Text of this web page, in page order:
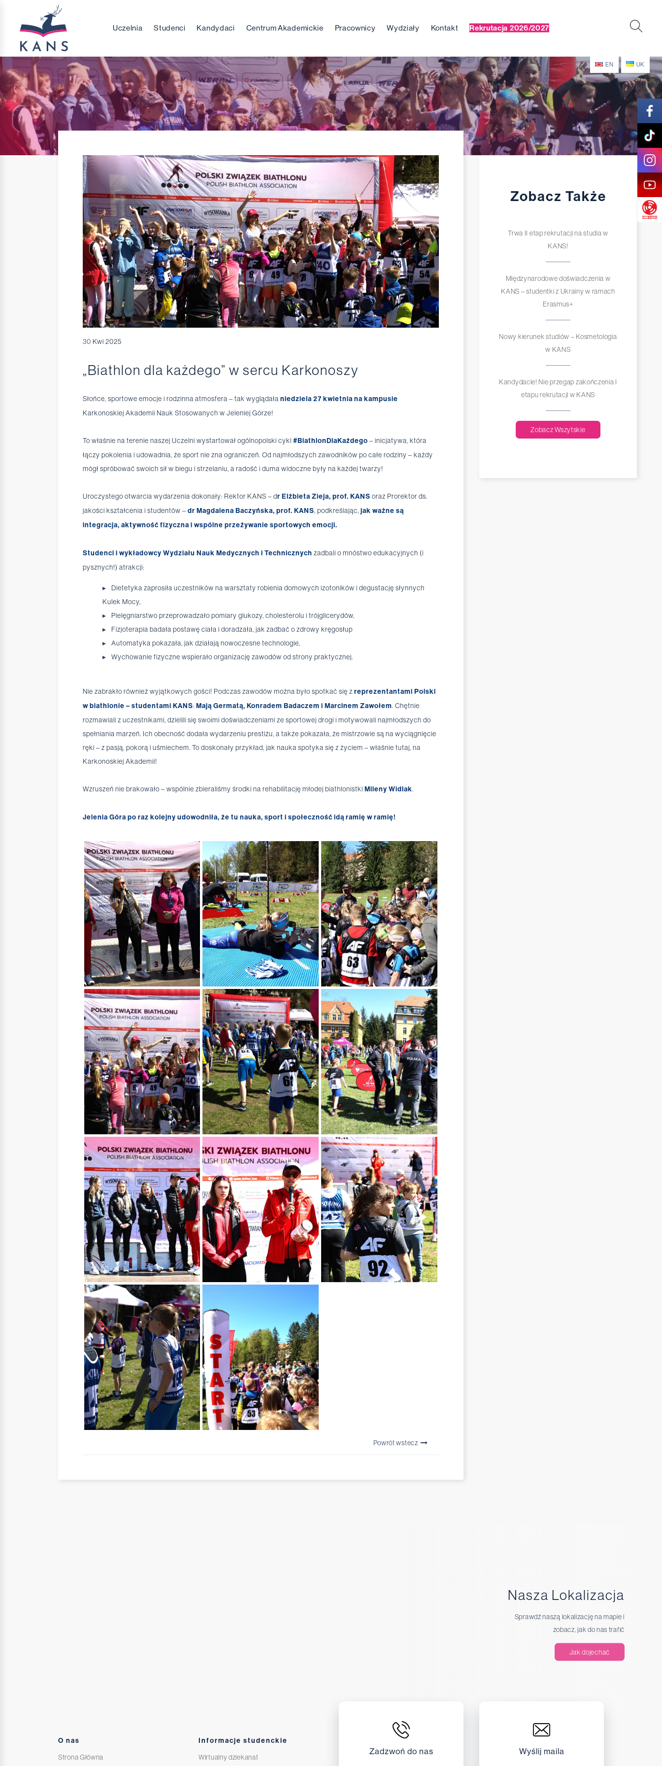
Uczelnia Studenci Kandydaci Centrum Akademickie Pracownicy Wydziały Kontakt Rekrutacja 2026/2027
EN UK
Zobacz Także
Trwa II etap rekrutacji na studia w
KANS!
Międzynarodowe doświadczenia w
KANS – studentki z Ukrainy w ramach
Erasmus+
Nowy kierunek studiów – Kosmetologia
w KANS
Kandydacie! Nie przegap zakończenia I
etapu rekrutacji w KANS
Zobacz Wszytskie
30 Kwi 2025
„Biathlon dla każdego” w sercu Karkonoszy
Słońce, sportowe emocje i rodzinna atmosfera – tak wyglądała niedziela 27 kwietnia na kampusie
Karkonoskiej Akademii Nauk Stosowanych w Jeleniej Górze!
To właśnie na terenie naszej Uczelni wystartował ogólnopolski cykl #BiathlonDlaKażdego – inicjatywa, która
łączy pokolenia i udowadnia, że sport nie zna ograniczeń. Od najmłodszych zawodników po całe rodziny – każdy
mógł spróbować swoich sił w biegu i strzelaniu, a radość i duma widoczne były na każdej twarzy!
Uroczystego otwarcia wydarzenia dokonały: Rektor KANS – dr Elżbieta Zieja, prof. KANS oraz Prorektor ds.
jakości kształcenia i studentów – dr Magdalena Baczyńska, prof. KANS, podkreślając, jak ważne są
integracja, aktywność fizyczna i wspólne przeżywanie sportowych emocji.
Studenci i wykładowcy Wydziału Nauk Medycznych i Technicznych zadbali o mnóstwo edukacyjnych (i
pysznych!) atrakcji:
Dietetyka zaprosiła uczestników na warsztaty robienia domowych izotoników i degustację słynnych
Kulek Mocy,
Pielęgniarstwo przeprowadzało pomiary glukozy, cholesterolu i trójglicerydów,
Fizjoterapia badała postawę ciała i doradzała, jak zadbać o zdrowy kręgosłup
Automatyka pokazała, jak działają nowoczesne technologie,
Wychowanie fizyczne wspierało organizację zawodów od strony praktycznej.
Nie zabrakło również wyjątkowych gości! Podczas zawodów można było spotkać się z reprezentantami Polski
w biathlonie – studentami KANS: Mają Germatą, Konradem Badaczem i Marcinem Zawołem. Chętnie
rozmawiali z uczestnikami, dzielili się swoimi doświadczeniami ze sportowej drogi i motywowali najmłodszych do
spełniania marzeń. Ich obecność dodała wydarzeniu prestiżu, a także pokazała, że mistrzowie są na wyciągnięcie
ręki – z pasją, pokorą i uśmiechem. To doskonały przykład, jak nauka spotyka się z życiem – właśnie tutaj, na
Karkonoskiej Akademii!
Wzruszeń nie brakowało – wspólnie zbieraliśmy środki na rehabilitację młodej biathlonistki Mileny Widlak.
Jelenia Góra po raz kolejny udowodniła, że tu nauka, sport i społeczność idą ramię w ramię!
Powrót wstecz
Nasza Lokalizacja
Sprawdź naszą lokalizację na mapie i
zobacz, jak do nas trafić
Jak dojechać
O nas
Strona Główna
Informacje studenckie
Wirtualny dziekanat
Zadzwoń do nas Wyślij maila